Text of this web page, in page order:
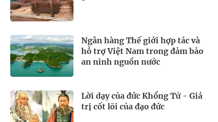
Ngân hàng Thế giới hợp tác và
hỗ trợ Việt Nam trong đảm bảo
an ninh nguồn nước
Lời dạy của đức Khổng Tử - Giá
trị cốt lõi của đạo đức